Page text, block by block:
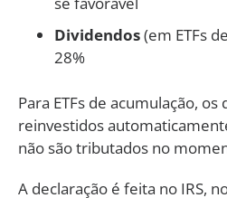
Dividendos(em ETFs
28%
Para ETFs de acumulação,
reinvestidos
não são tributados no
A declaração é feita no IRS,